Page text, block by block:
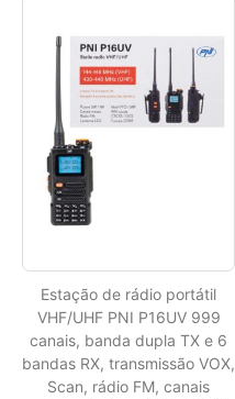
Estação de rádio portátil
VHF/UHF PNI P16UV 999
canais, banda dupla TX e 6
bandas RX, transmissão VOX,
Scan, rádio FM, canais